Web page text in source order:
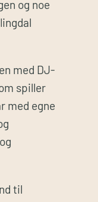
og noe
med DJ-
spiller
med egne
til